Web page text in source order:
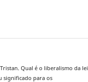
Tristan. Qual é o liberalismo da lei
significado para os